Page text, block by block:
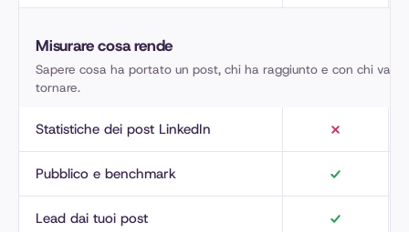
Misurare cosa rende
Sapere cosa ha portato un post, chi ha raggiunto e con chi vale
tornare.
Statistiche dei post LinkedIn
Pubblico e benchmark
Lead dai tuoi post